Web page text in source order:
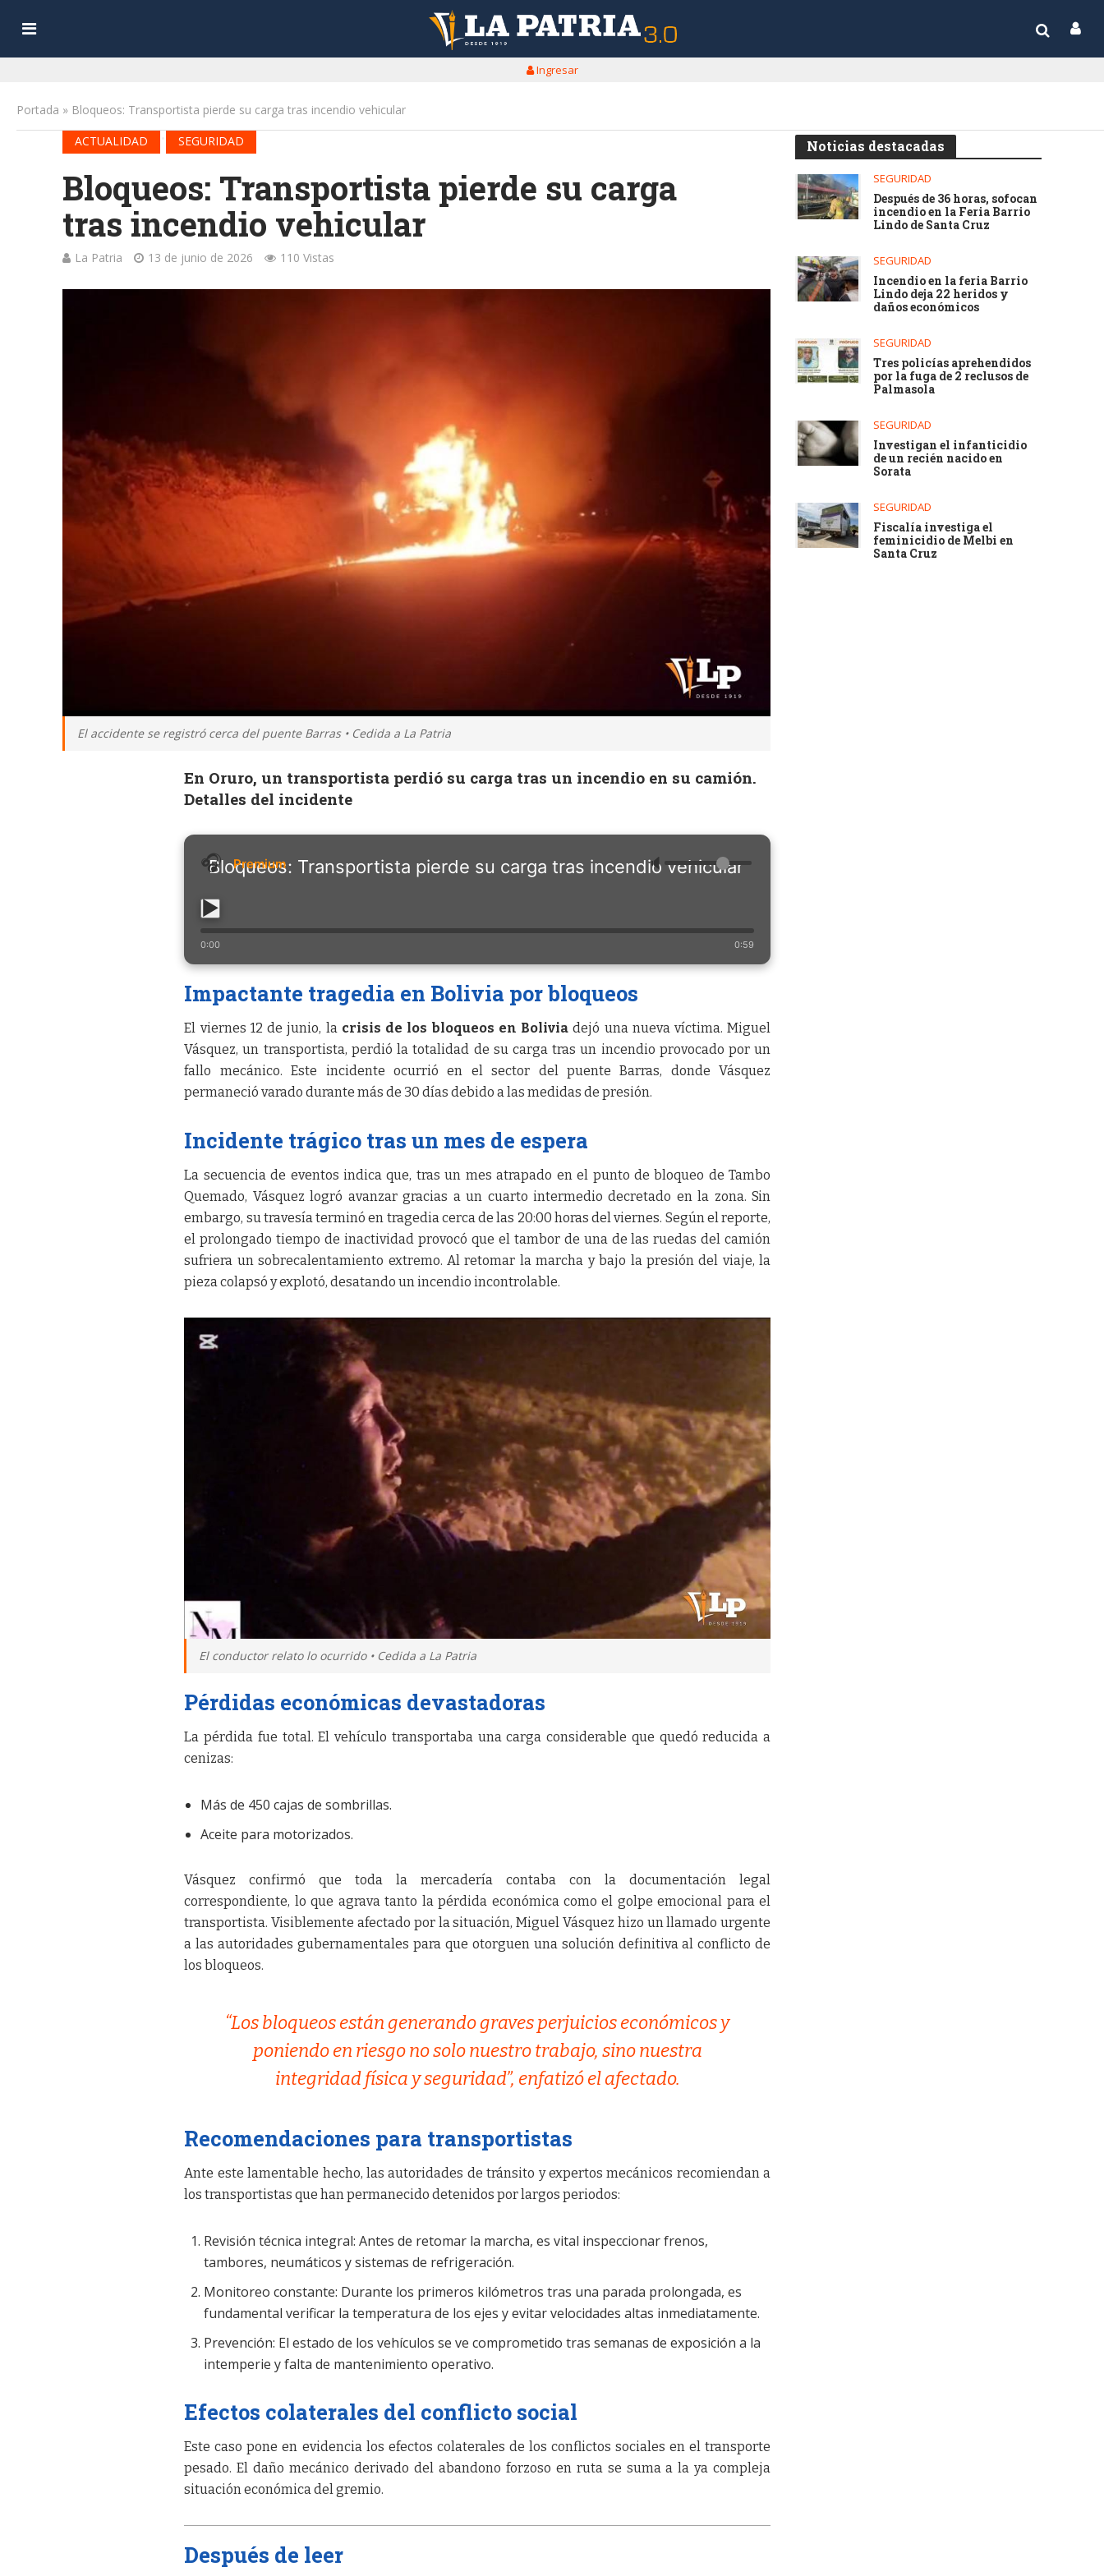
Ingresar
Portada » Bloqueos: Transportista pierde su carga tras incendio vehicular
ACTUALIDAD
SEGURIDAD
Bloqueos: Transportista pierde su carga
tras incendio vehicular
La Patria 13 de junio de 2026 110 Vistas
El accidente se registró cerca del puente Barras • Cedida a La Patria
En Oruro, un transportista perdió su carga tras un incendio en su camión.
Detalles del incidente
Bloqueos: Transportista pierde su carga tras incendio vehicular
🔈
0:00 0:59
Impactante tragedia en Bolivia por bloqueos
El viernes 12 de junio, la crisis de los bloqueos en Bolivia dejó una nueva víctima. Miguel
Vásquez, un transportista, perdió la totalidad de su carga tras un incendio provocado por un
fallo mecánico. Este incidente ocurrió en el sector del puente Barras, donde Vásquez
permaneció varado durante más de 30 días debido a las medidas de presión.
Incidente trágico tras un mes de espera
La secuencia de eventos indica que, tras un mes atrapado en el punto de bloqueo de Tambo
Quemado, Vásquez logró avanzar gracias a un cuarto intermedio decretado en la zona. Sin
embargo, su travesía terminó en tragedia cerca de las 20:00 horas del viernes. Según el reporte,
el prolongado tiempo de inactividad provocó que el tambor de una de las ruedas del camión
sufriera un sobrecalentamiento extremo. Al retomar la marcha y bajo la presión del viaje, la
pieza colapsó y explotó, desatando un incendio incontrolable.
El conductor relato lo ocurrido • Cedida a La Patria
Pérdidas económicas devastadoras
La pérdida fue total. El vehículo transportaba una carga considerable que quedó reducida a
cenizas:
Más de 450 cajas de sombrillas.
Aceite para motorizados.
Vásquez confirmó que toda la mercadería contaba con la documentación legal
correspondiente, lo que agrava tanto la pérdida económica como el golpe emocional para el
transportista. Visiblemente afectado por la situación, Miguel Vásquez hizo un llamado urgente
a las autoridades gubernamentales para que otorguen una solución definitiva al conflicto de
los bloqueos.
“Los bloqueos están generando graves perjuicios económicos y
poniendo en riesgo no solo nuestro trabajo, sino nuestra
integridad física y seguridad”, enfatizó el afectado.
Recomendaciones para transportistas
Ante este lamentable hecho, las autoridades de tránsito y expertos mecánicos recomiendan a
los transportistas que han permanecido detenidos por largos periodos:
Revisión técnica integral: Antes de retomar la marcha, es vital inspeccionar frenos,
tambores, neumáticos y sistemas de refrigeración.
Monitoreo constante: Durante los primeros kilómetros tras una parada prolongada, es
fundamental verificar la temperatura de los ejes y evitar velocidades altas inmediatamente.
Prevención: El estado de los vehículos se ve comprometido tras semanas de exposición a la
intemperie y falta de mantenimiento operativo.
Efectos colaterales del conflicto social
Este caso pone en evidencia los efectos colaterales de los conflictos sociales en el transporte
pesado. El daño mecánico derivado del abandono forzoso en ruta se suma a la ya compleja
situación económica del gremio.
Después de leer
Noticias destacadas
SEGURIDAD
Después de 36 horas, sofocan
incendio en la Feria Barrio
Lindo de Santa Cruz
SEGURIDAD
Incendio en la feria Barrio
Lindo deja 22 heridos y
daños económicos
SEGURIDAD
Tres policías aprehendidos
por la fuga de 2 reclusos de
Palmasola
SEGURIDAD
Investigan el infanticidio
de un recién nacido en
Sorata
SEGURIDAD
Fiscalía investiga el
feminicidio de Melbi en
Santa Cruz